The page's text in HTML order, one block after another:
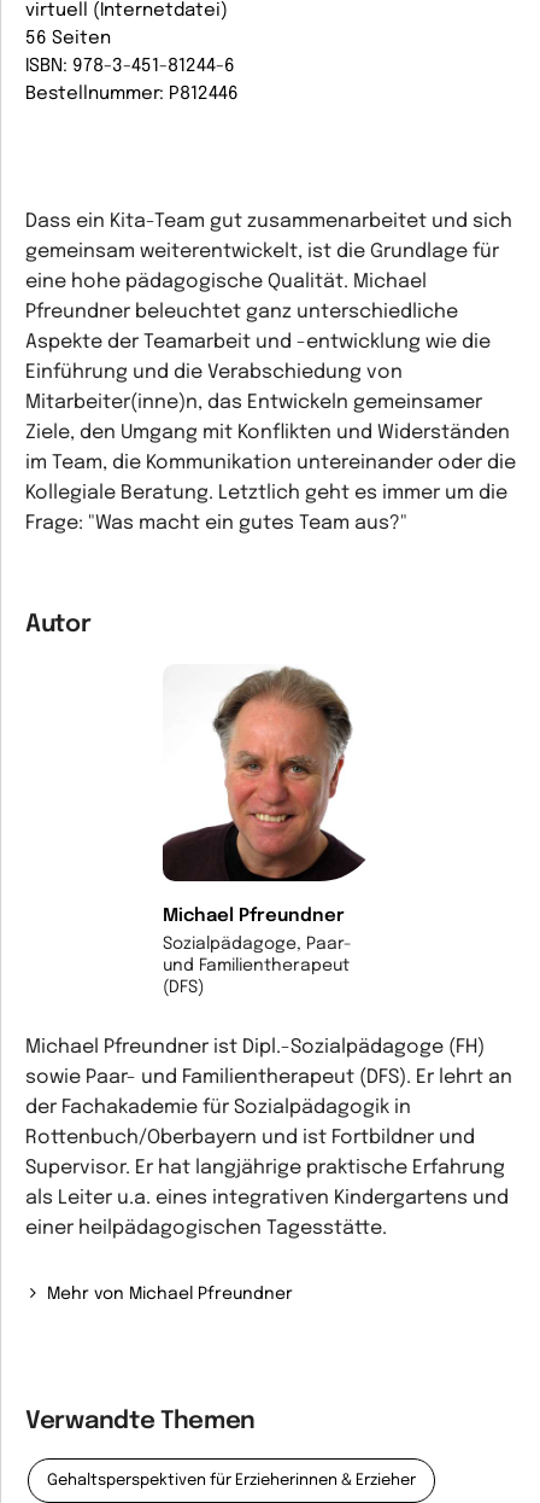
virtuell (Internetdatei)
56 Seiten
ISBN: 978-3-451-81244-6
Bestellnummer: P812446
Dass ein Kita-Team gut zusammenarbeitet und sich
gemeinsam weiterentwickelt, ist die Grundlage für
eine hohe pädagogische Qualität. Michael
Pfreundner beleuchtet ganz unterschiedliche
Aspekte der Teamarbeit und -entwicklung wie die
Einführung und die Verabschiedung von
Mitarbeiter(inne)n, das Entwickeln gemeinsamer
Ziele, den Umgang mit Konflikten und Widerständen
im Team, die Kommunikation untereinander oder die
Kollegiale Beratung. Letztlich geht es immer um die
Frage: "Was macht ein gutes Team aus?"
Autor
Michael Pfreundner
Sozialpädagoge, Paar-
und Familientherapeut
(DFS)
Michael Pfreundner ist Dipl.-Sozialpädagoge (FH)
sowie Paar- und Familientherapeut (DFS). Er lehrt an
der Fachakademie für Sozialpädagogik in
Rottenbuch/Oberbayern und ist Fortbildner und
Supervisor. Er hat langjährige praktische Erfahrung
als Leiter u.a. eines integrativen Kindergartens und
einer heilpädagogischen Tagesstätte.
Mehr von Michael Pfreundner
Verwandte Themen
Gehaltsperspektiven für Erzieherinnen & Erzieher